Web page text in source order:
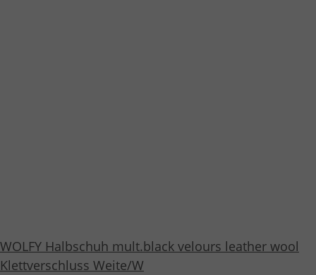
WOLFY Halbschuh mult.black velours leather wool
Klettverschluss Weite/W